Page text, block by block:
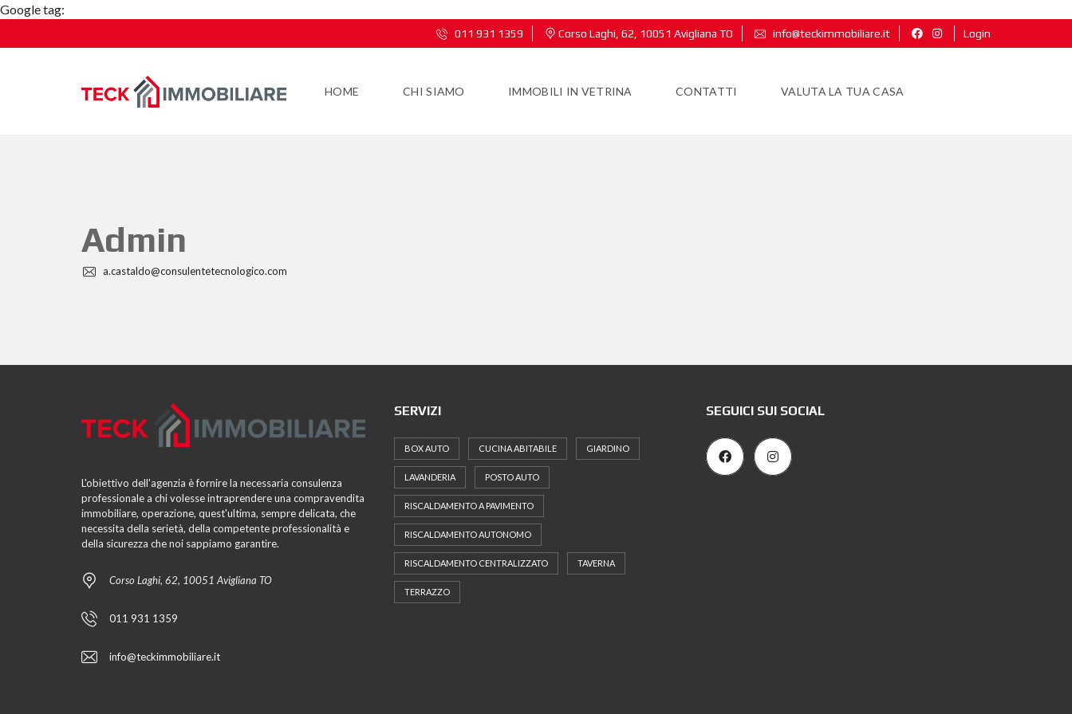
Google tag:
011 931 1359 Corso Laghi, 62, 10051 Avigliana TO info@teckimmobiliare.it Login
HOME CHI SIAMO IMMOBILI IN VETRINA CONTATTI VALUTA LA TUA CASA
admin
a.castaldo@consulentetecnologico.com
L'obiettivo dell'agenzia è fornire la necessaria consulenza
professionale a chi volesse intraprendere una compravendita
immobiliare, operazione, quest'ultima, sempre delicata, che
necessita della serietà, della competente professionalità e
della sicurezza che noi sappiamo garantire.
Corso Laghi, 62, 10051 Avigliana TO
011 931 1359
info@teckimmobiliare.it
SERVIZI
BOX AUTO CUCINA ABITABILE GIARDINO
LAVANDERIA POSTO AUTO
RISCALDAMENTO A PAVIMENTO
RISCALDAMENTO AUTONOMO
RISCALDAMENTO CENTRALIZZATO TAVERNA
TERRAZZO
SEGUICI SUI SOCIAL